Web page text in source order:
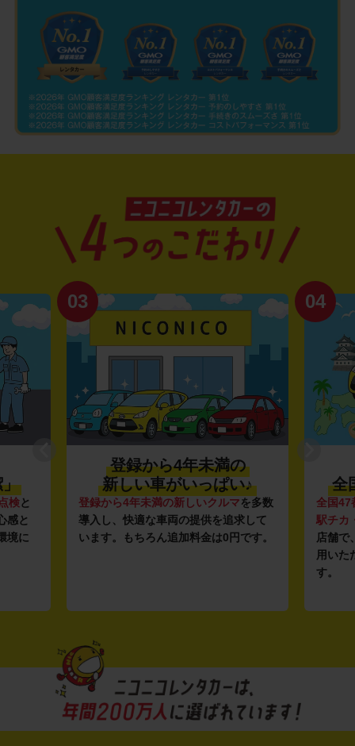
」
検と
感と
境に
03
登録から4年未満の
新しい車がいっぱい♪
登録から4年未満の新しいクルマを多数
導入し、快適な車両の提供を追求して
います。もちろん追加料金は0円です。
04
全
全国47
駅チカ
店舗で
用いた
す。